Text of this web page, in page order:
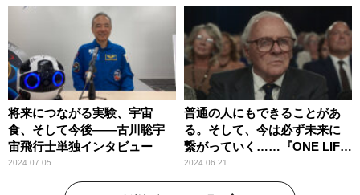
将来につながる実験、宇宙
食、そして今後――古川聡宇
宙飛行士単独インタビュー
2024.07.05
普通の人にもできることがあ
る。そして、今は必ず未来に
繋がっていく……『ONE LIFE
奇跡が繋いだ6000の命』
2024.06.21